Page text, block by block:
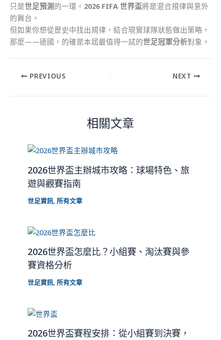
只是世足預測 的一環。 2026 FIFA 世界盃將是混合規律與意外
的舞台。
但如果你想從歷史中找出規律，結合現實球隊狀態做出策略，
那麼——德國，的確是本屆最值得一試的世足冠軍分析對象。
PREVIOUS NEXT
相關文章
2026世界盃主辦城市攻略：球場特色、旅
遊與觀賽指南
世足資訊,所有文章
2026世界盃怎麼比？小組賽、淘汰賽與參
賽資格分析
世足資訊,所有文章
2026世界盃賽程安排：從小組賽到決賽，